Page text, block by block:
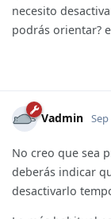
necesito
podrás orientar?
Vadmin Sep
No creo que sea
deberás indicar
desactivarlo